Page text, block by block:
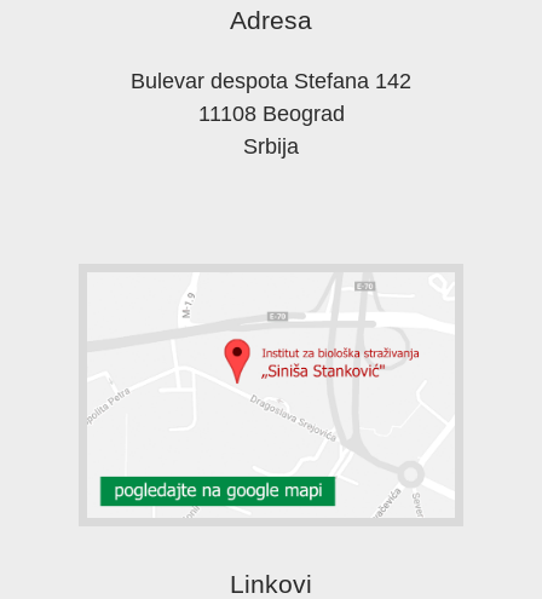
Adresa
Bulevar despota Stefana 142
11108 Beograd
Srbija
Linkovi